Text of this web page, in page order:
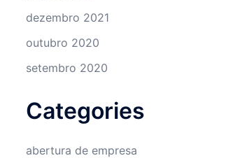
dezembro 2021
outubro 2020
setembro 2020
Categories
abertura de empresa